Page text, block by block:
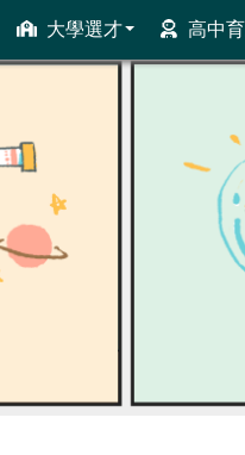
大學選才 高中
輔助系統